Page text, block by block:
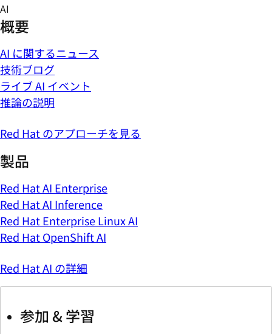
Skip
to
content
AI
概要
AI に関するニュース
技術ブログ
ライブ AI イベント
推論の説明
Red Hat のアプローチを見る
製品
Red Hat AI Enterprise
Red Hat AI Inference
Red Hat Enterprise Linux AI
Red Hat OpenShift AI
Red Hat AI の詳細
参加 & 学習